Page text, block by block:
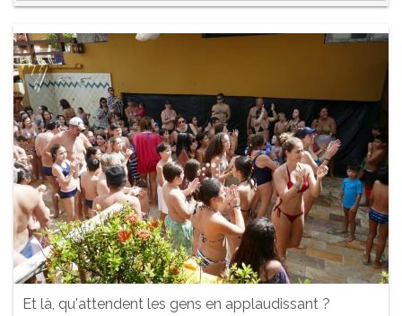
Et là, qu'attendent les gens en applaudissant ?